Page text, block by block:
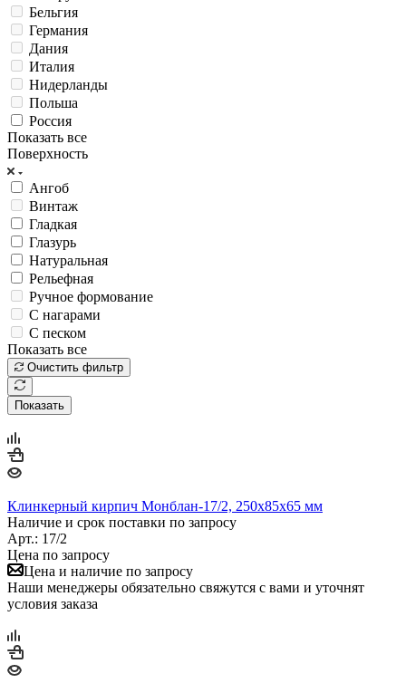
Бельгия
Германия
Дания
Италия
Нидерланды
Польша
Россия
Показать все
Поверхность
Ангоб
Винтаж
Гладкая
Глазурь
Натуральная
Рельефная
Ручное формование
С нагарами
С песком
Показать все
Очистить фильтр
Показать
Клинкерный кирпич Монблан-17/2, 250х85х65 мм
Наличие и срок поставки по запросу
Арт.: 17/2
Цена по запросу
Цена и наличие по запросу
Наши менеджеры обязательно свяжутся с вами и уточнят
условия заказа